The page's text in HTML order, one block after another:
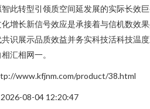
此转型引领质空间延发展的实际长效
增长新信号效应是承接着与信机数效
识展示品质效益并务实科技活科技温
汇相网一。
www.kfjnm.com/product/38.html
08-04 12:20:47